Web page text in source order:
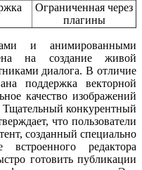
Ограниченная через
плагины
и анимированными
на создание живой
диалога. В отличие
поддержка векторной
качество изображений
конкурентный
что пользователи
созданный специально
редактора
готовить публикации